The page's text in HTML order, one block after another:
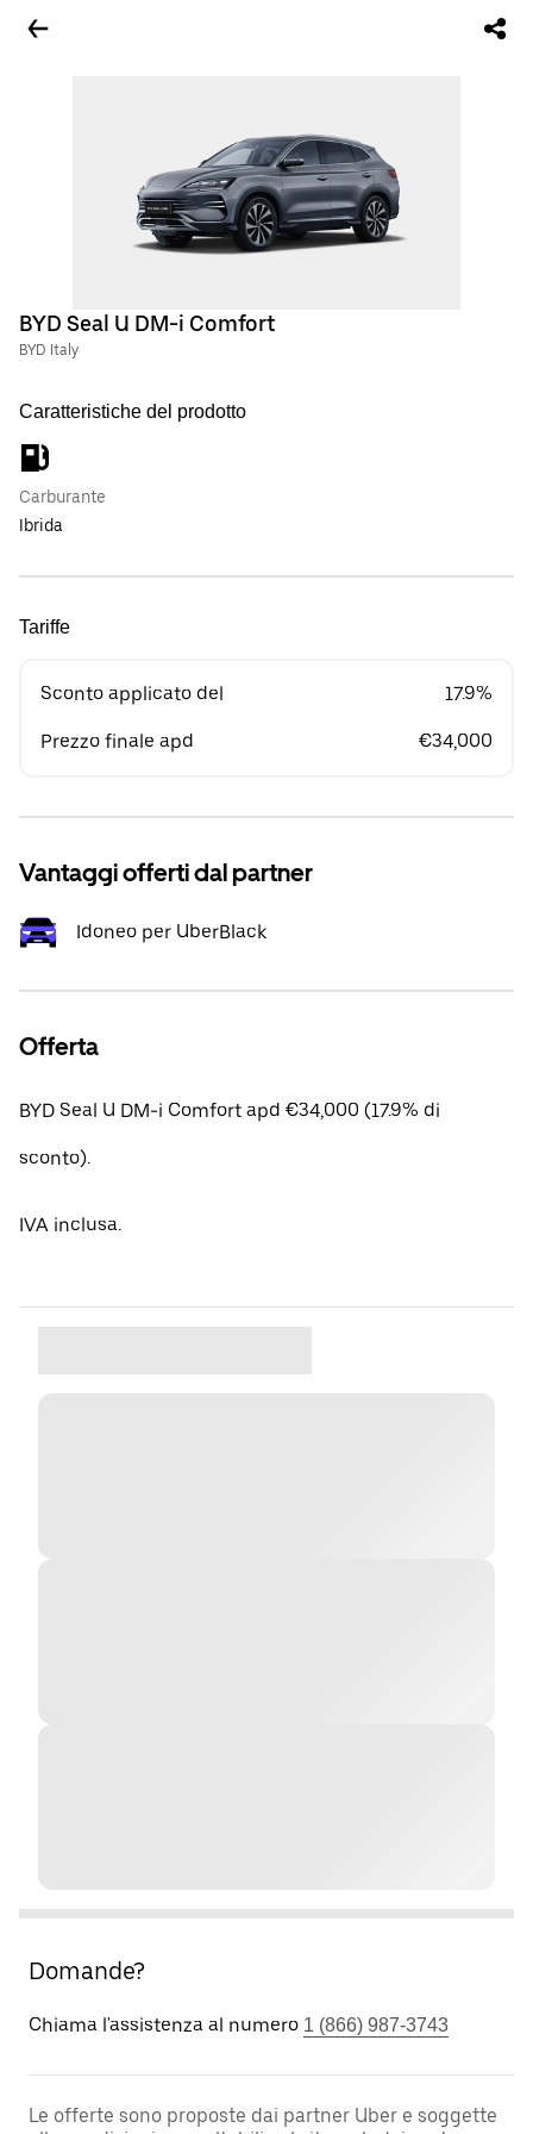
BYD Seal U DM-i Comfort
BYD Italy
Caratteristiche del prodotto
Carburante
Ibrida
Tariffe
Sconto applicato del 17.9%
Prezzo finale apd €34,000
Vantaggi offerti dal partner
Idoneo per UberBlack
Offerta
BYD Seal U DM-i Comfort apd €34,000 (17.9% di
sconto).
IVA inclusa.
Domande?
Chiama l'assistenza al numero 1 (866) 987-3743
Le offerte sono proposte dai partner Uber e soggette